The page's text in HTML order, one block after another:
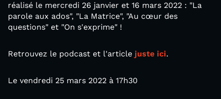
réalisé le mercredi 26 janvier et 16 mars 2022 : "La
parole aux ados", "La Matrice", "Au cœur des
questions" et "On s'exprime" !
Retrouvez le podcast et l'article juste ici.
Le vendredi 25 mars 2022 à 17h30